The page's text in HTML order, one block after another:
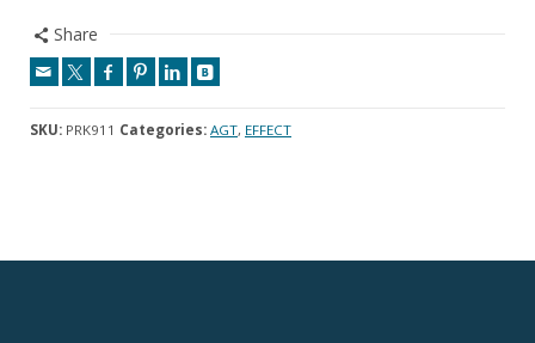
Share
SKU: PRK911 Categories: AGT, EFFECT